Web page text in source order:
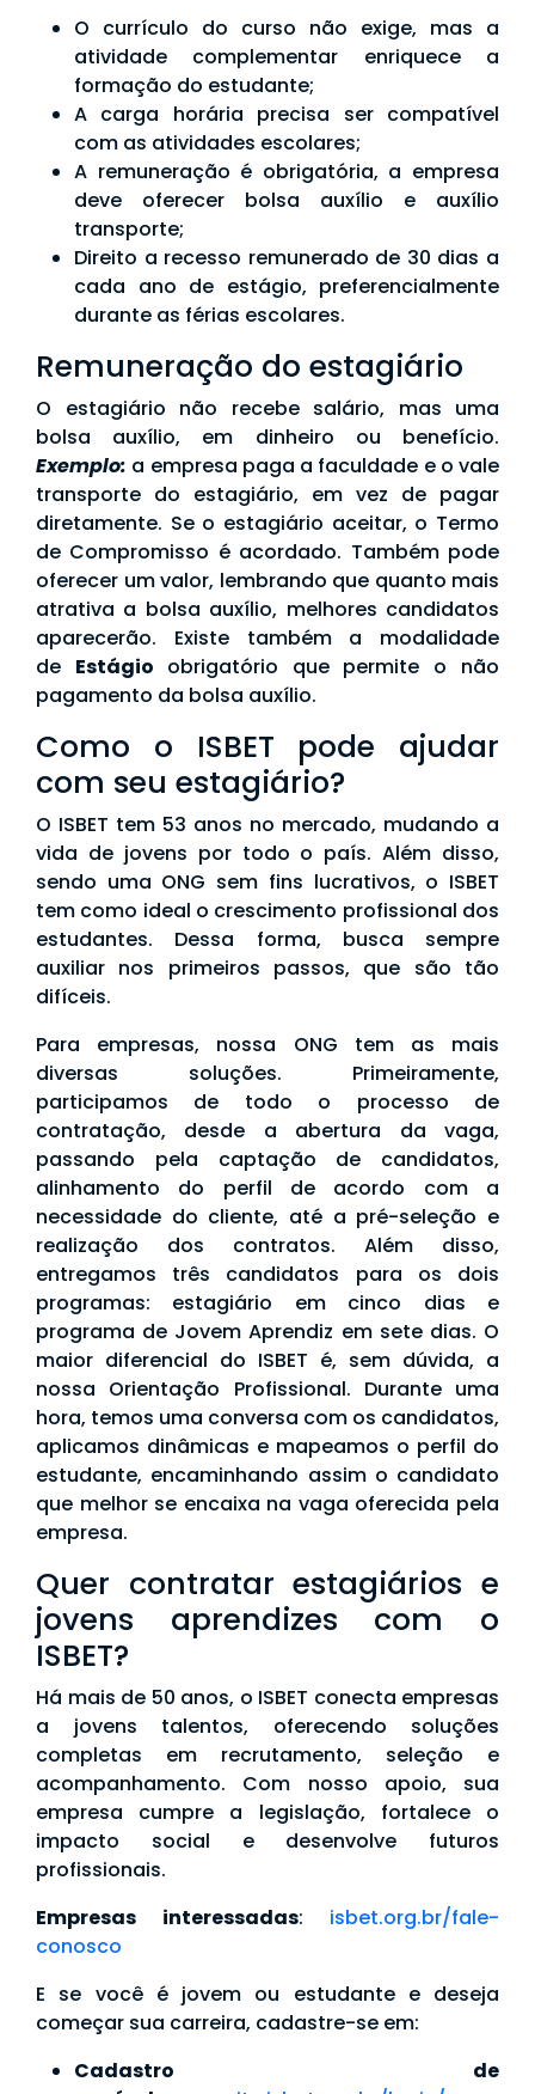
O currículo do curso não exige, mas a
atividade complementar enriquece a
formação do estudante;
A carga horária precisa ser compatível
com as atividades escolares;
A remuneração é obrigatória, a empresa
deve oferecer bolsa auxílio e auxílio
transporte;
Direito a recesso remunerado de 30 dias a
cada ano de estágio, preferencialmente
durante as férias escolares.
Remuneração do estagiário
O estagiário não recebe salário, mas uma
bolsa auxílio, em dinheiro ou benefício.
Exemplo: a empresa paga a faculdade e o vale
transporte do estagiário, em vez de pagar
diretamente. Se o estagiário aceitar, o Termo
de Compromisso é acordado. Também pode
oferecer um valor, lembrando que quanto mais
atrativa a bolsa auxílio, melhores candidatos
aparecerão. Existe também a modalidade
de Estágio obrigatório que permite o não
pagamento da bolsa auxílio.
Como o ISBET pode ajudar
com seu estagiário?
O ISBET tem 53 anos no mercado, mudando a
vida de jovens por todo o país. Além disso,
sendo uma ONG sem fins lucrativos, o ISBET
tem como ideal o crescimento profissional dos
estudantes. Dessa forma, busca sempre
auxiliar nos primeiros passos, que são tão
difíceis.
Para empresas, nossa ONG tem as mais
diversas soluções. Primeiramente,
participamos de todo o processo de
contratação, desde a abertura da vaga,
passando pela captação de candidatos,
alinhamento do perfil de acordo com a
necessidade do cliente, até a pré-seleção e
realização dos contratos. Além disso,
entregamos três candidatos para os dois
programas: estagiário em cinco dias e
programa de Jovem Aprendiz em sete dias. O
maior diferencial do ISBET é, sem dúvida, a
nossa Orientação Profissional. Durante uma
hora, temos uma conversa com os candidatos,
aplicamos dinâmicas e mapeamos o perfil do
estudante, encaminhando assim o candidato
que melhor se encaixa na vaga oferecida pela
empresa.
Quer contratar estagiários e
jovens aprendizes com o
ISBET?
Há mais de 50 anos, o ISBET conecta empresas
a jovens talentos, oferecendo soluções
completas em recrutamento, seleção e
acompanhamento. Com nosso apoio, sua
empresa cumpre a legislação, fortalece o
impacto social e desenvolve futuros
profissionais.
Empresas interessadas: isbet.org.br/fale-
conosco
E se você é jovem ou estudante e deseja
começar sua carreira, cadastre-se em:
Cadastro de